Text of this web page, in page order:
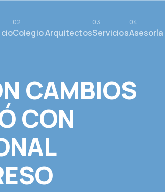
Colegio ArquitectosServicios
CAMBIOS
CON